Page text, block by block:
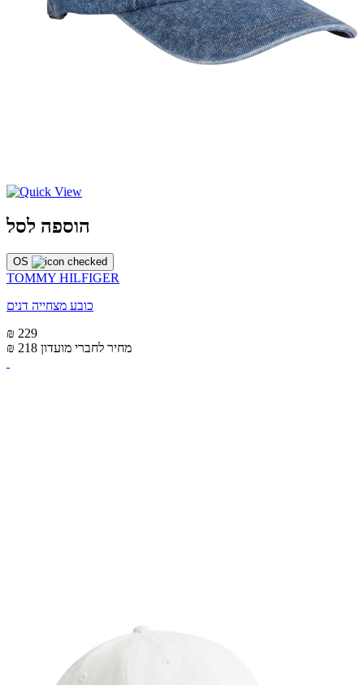
הוספה לסל
OS
TOMMY HILFIGER
כובע מצחייה דנים
₪ 229
₪ 218 מחיר לחברי מועדון